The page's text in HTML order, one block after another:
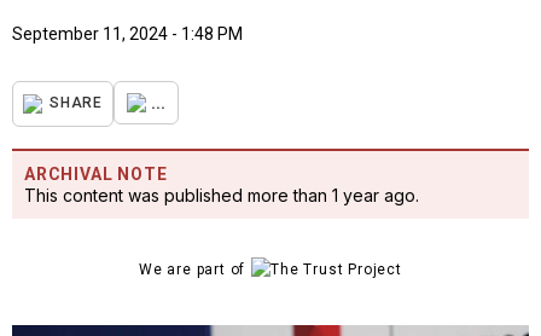
September 11, 2024 - 1:48 PM
SHARE ...
ARCHIVAL NOTE
This content was published more than 1 year ago.
We are part of